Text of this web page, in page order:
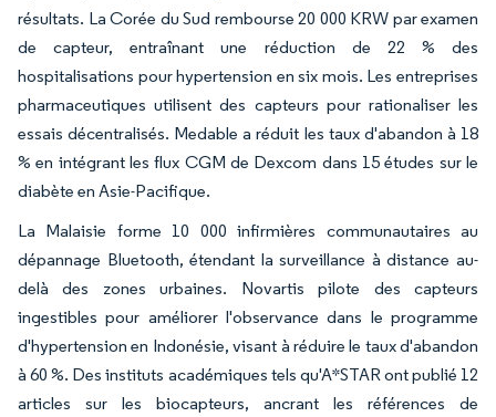
résultats. La Corée du Sud rembourse 20 000 KRW par examen
de capteur, entraînant une réduction de 22 % des
hospitalisations pour hypertension en six mois. Les entreprises
pharmaceutiques utilisent des capteurs pour rationaliser les
essais décentralisés. Medable a réduit les taux d'abandon à 18
% en intégrant les flux CGM de Dexcom dans 15 études sur le
diabète en Asie-Pacifique.
La Malaisie forme 10 000 infirmières communautaires au
dépannage Bluetooth, étendant la surveillance à distance au-
delà des zones urbaines. Novartis pilote des capteurs
ingestibles pour améliorer l'observance dans le programme
d'hypertension en Indonésie, visant à réduire le taux d'abandon
à 60 %. Des instituts académiques tels qu'A*STAR ont publié 12
articles sur les biocapteurs, ancrant les références de